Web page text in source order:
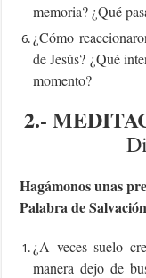
memoria? ¿Qué
¿Cómo
de Jesús? ¿Qué
momento?
2.-
Hagámonos unas
Palabra de
¿A veces suelo
manera dejo de